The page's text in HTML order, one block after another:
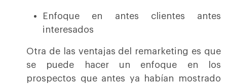
Enfoque en antes clientes antes
interesados
Otra de las ventajas del remarketing es que
se puede hacer un enfoque en los
prospectos que antes ya habían mostrado